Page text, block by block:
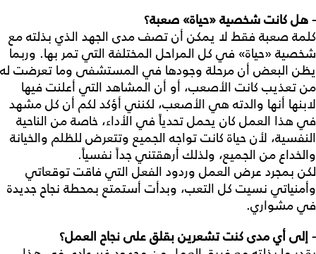
- هل كانت شخصية «حياة» صعبة؟
كلمة صعبة فقط لا يمكن أن تصف مدى الجهد الذي بذلته مع
شخصية «حياة» في كل المراحل المختلفة التي تمر بها. وربما
يظن البعض أن مرحلة وجودها في المستشفى وما تعرضت له
من تعذيب كانت الأصعب، أو أن المشاهد التي أعلنت فيها
لابنها أنها والدته هي الأصعب، لكنني أؤكد لكم أن كل مشهد
في هذا العمل كان يحمل تحدياً في الأداء، خاصة من الناحية
النفسية، لأن حياة كانت تواجه الجميع وتتعرض للظلم والخيانة
والخداع من الجميع، ولذلك أرهقتني جداً نفسياً.
لكن بمجرد عرض العمل وردود الفعل التي فاقت توقعاتي
وأمنياتي نسيت كل التعب، وبدأت أستمتع بمحطة نجاح جديدة
في مشواري.
- إلى أي مدى كنت تشعرين بقلق على نجاح العمل؟